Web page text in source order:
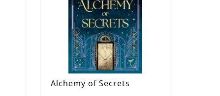
Alchemy of Secrets